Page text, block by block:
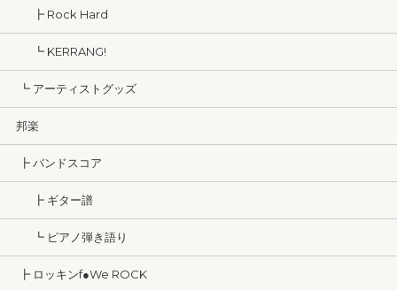
┣ Rock Hard
┗ KERRANG!
┗ アーティストグッズ
邦楽
┣ バンドスコア
┣ ギター譜
┗ ピアノ弾き語り
┣ ロッキンf●We ROCK